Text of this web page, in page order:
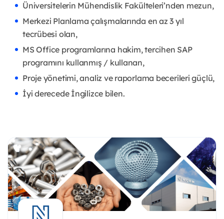
Üniversitelerin Mühendislik Fakülteleri’nden mezun,
Merkezi Planlama çalışmalarında en az 3 yıl
tecrübesi olan,
MS Office programlarına hakim, tercihen SAP
programını kullanmış / kullanan,
Proje yönetimi, analiz ve raporlama becerileri güçlü,
İyi derecede İngilizce bilen.